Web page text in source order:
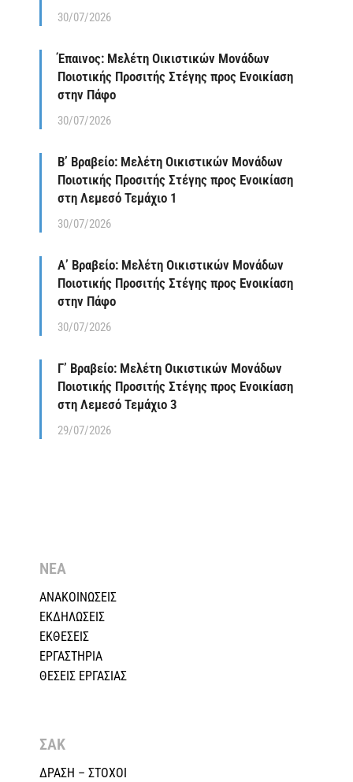
30/07/2026
Έπαινος: Μελέτη Οικιστικών Μονάδων
Ποιοτικής Προσιτής Στέγης προς Ενοικίαση
στην Πάφο
30/07/2026
Β’ Βραβείο: Μελέτη Οικιστικών Μονάδων
Ποιοτικής Προσιτής Στέγης προς Ενοικίαση
στη Λεμεσό Τεμάχιο 1
30/07/2026
Α’ Βραβείο: Μελέτη Οικιστικών Μονάδων
Ποιοτικής Προσιτής Στέγης προς Ενοικίαση
στην Πάφο
30/07/2026
Γ’ Βραβείο: Μελέτη Οικιστικών Μονάδων
Ποιοτικής Προσιτής Στέγης προς Ενοικίαση
στη Λεμεσό Τεμάχιο 3
29/07/2026
ΝΕΑ
ΑΝΑΚΟΙΝΩΣΕΙΣ
ΕΚΔΗΛΩΣΕΙΣ
ΕΚΘΕΣΕΙΣ
ΕΡΓΑΣΤΗΡΙΑ
ΘΕΣΕΙΣ ΕΡΓΑΣΙΑΣ
ΣΑΚ
ΔΡΑΣΗ – ΣΤΟΧΟΙ